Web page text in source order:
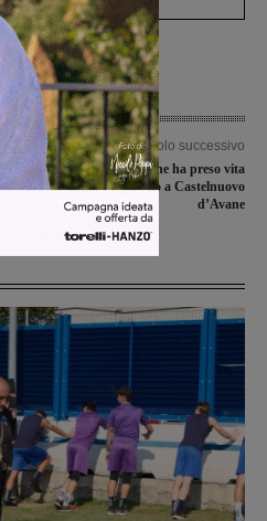
Articolo successivo
Mine: la web radio che ha preso vita
all’interno del museo a Castelnuovo
d’Avane